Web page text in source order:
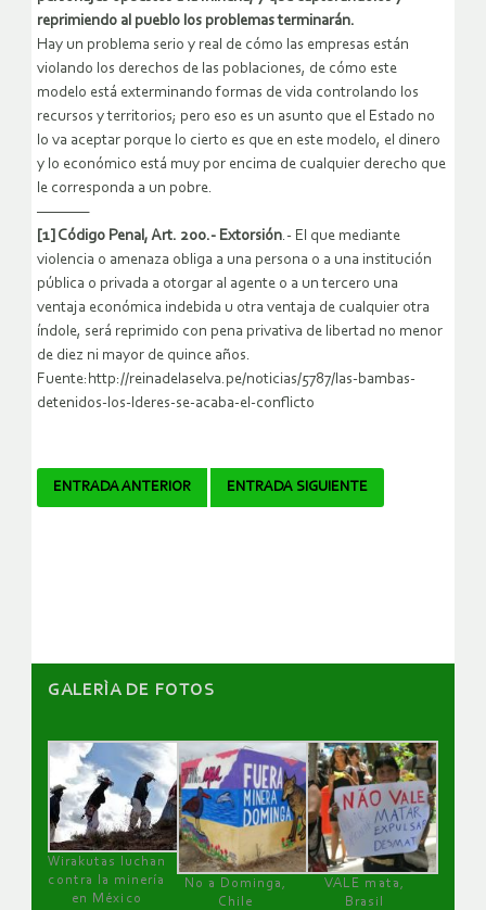
reprimiendo al pueblo los problemas terminarán.
Hay un problema serio y real de cómo las empresas están
violando los derechos de las poblaciones, de cómo este
modelo está exterminando formas de vida controlando los
recursos y territorios; pero eso es un asunto que el Estado no
lo va aceptar porque lo cierto es que en este modelo, el dinero
y lo económico está muy por encima de cualquier derecho que
le corresponda a un pobre.
————
[1] Código Penal, Art. 200.- Extorsión.- El que mediante
violencia o amenaza obliga a una persona o a una institución
pública o privada a otorgar al agente o a un tercero una
ventaja económica indebida u otra ventaja de cualquier otra
índole, será reprimido con pena privativa de libertad no menor
de diez ni mayor de quince años.
Fuente:http://reinadelaselva.pe/noticias/5787/las-bambas-
detenidos-los-lderes-se-acaba-el-conflicto
Navegador
ENTRADA ANTERIOR ENTRADA SIGUIENTE
GALERÌA DE FOTOS
Wirakutas luchan
contra la minería
en México
No a Dominga,
Chile
VALE mata,
Brasil